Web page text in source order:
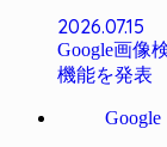
2026.07.15
Google画像
機能を発表
Google